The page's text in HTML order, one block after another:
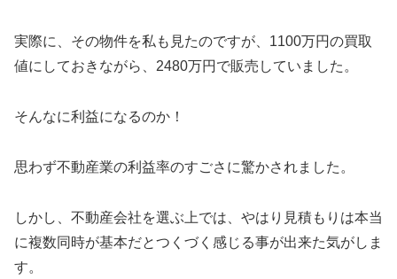
実際に、その物件を私も見たのですが、1100万円の買取
値にしておきながら、2480万円で販売していました。
そんなに利益になるのか！
思わず不動産業の利益率のすごさに驚かされました。
しかし、不動産会社を選ぶ上では、やはり見積もりは本当
に複数同時が基本だとつくづく感じる事が出来た気がしま
す。